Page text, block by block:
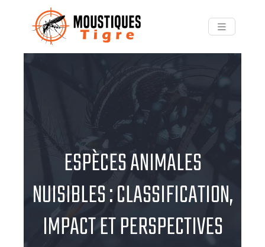
ESPÈCES ANIMALES
NUISIBLES : CLASSIFICATION,
IMPACT ET PERSPECTIVES